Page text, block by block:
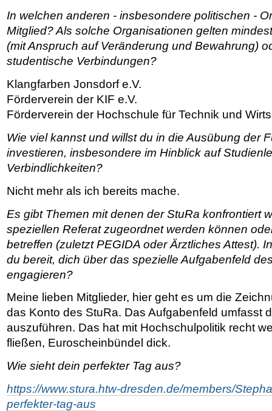
In welchen anderen - insbesondere politischen -
Mitglied? Als solche Organisationen gelten
(mit Anspruch auf Veränderung und Bewahrung)
studentische Verbindungen?
Klangfarben Jonsdorf e.V.
Förderverein der KIF e.V.
Förderverein der Hochschule für Technik und
Wie viel kannst und willst du in die Ausübung der
investieren, insbesondere im Hinblick auf
Verbindlichkeiten?
Nicht mehr als ich bereits mache.
Es gibt Themen mit denen der StuRa konfrontiert
speziellen Referat zugeordnet werden können
betreffen (zuletzt PEGIDA oder Ärztliches Attest).
du bereit, dich über das spezielle Aufgabenfeld
engagieren?
Meine lieben Mitglieder, hier geht es um die
das Konto des StuRa. Das Aufgabenfeld umfasst
auszuführen. Das hat mit Hochschulpolitik recht
fließen, Euroscheinbündel dick.
Wie sieht dein perfekter Tag aus?
https://www.stura.htw-dresden.de/members/
perfekter-tag-aus